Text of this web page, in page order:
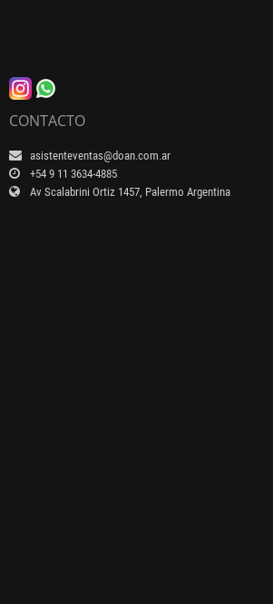
CONTACTO
asistenteventas@doan.com.ar
+54 9 11 3634-4885
Av Scalabrini Ortiz 1457, Palermo Argentina